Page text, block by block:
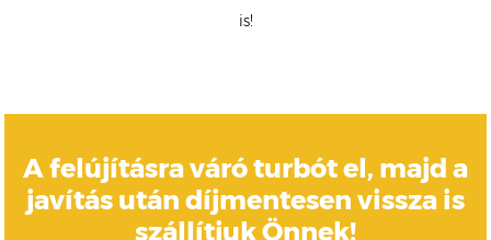
is!
A felújításra váró turbót el, majd a
javítás után díjmentesen vissza is
szállítjuk Önnek!